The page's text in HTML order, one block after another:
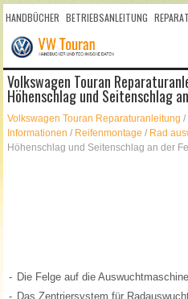
HANDBÜCHER BETRIEBSANLEITUNG
SUCHLAUF
Volkswagen Touran
Höhenschlag und Seitenschlag
Volkswagen Touran Reparaturanleitung /
Informationen / Reifenmontage / Rad
Höhenschlag und Seitenschlag an der
- Die Felge auf die
- Das Zentriersystem für